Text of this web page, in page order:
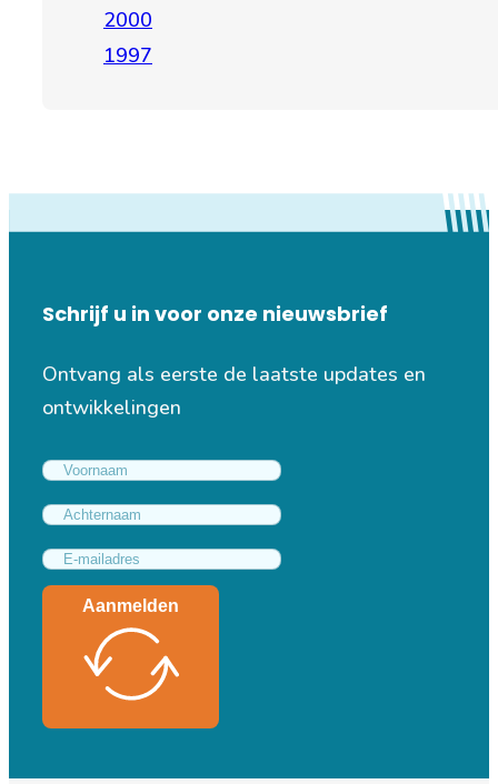
2000
1997
Schrijf u in voor onze nieuwsbrief
Ontvang als eerste de laatste updates en
ontwikkelingen
Aanmelden